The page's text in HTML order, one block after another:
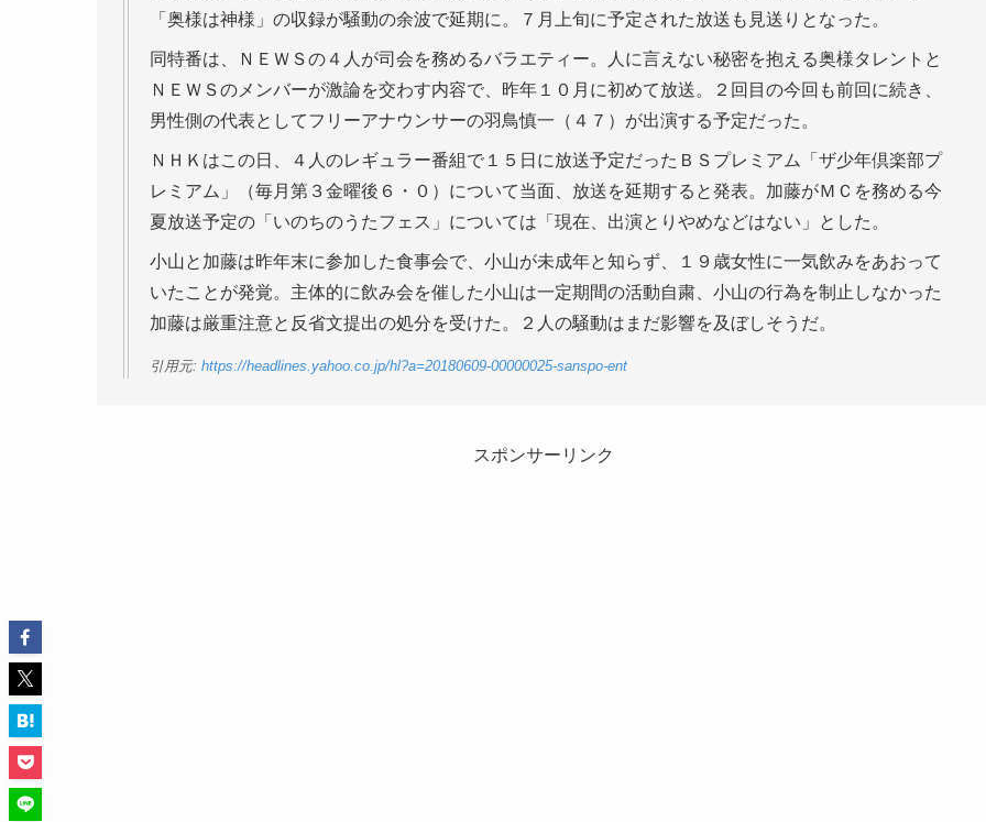
「奥様は神様」の収録が騒動の余波で延期に。７月上旬に予定された放送も見送りとなった。
同特番は、ＮＥＷＳの４人が司会を務めるバラエティー。人に言えない秘密を抱える奥様タレントと
ＮＥＷＳのメンバーが激論を交わす内容で、昨年１０月に初めて放送。２回目の今回も前回に続き、
男性側の代表としてフリーアナウンサーの羽鳥慎一（４７）が出演する予定だった。
ＮＨＫはこの日、４人のレギュラー番組で１５日に放送予定だったＢＳプレミアム「ザ少年倶楽部プ
レミアム」（毎月第３金曜後６・０）について当面、放送を延期すると発表。加藤がＭＣを務める今
夏放送予定の「いのちのうたフェス」については「現在、出演とりやめなどはない」とした。
小山と加藤は昨年末に参加した食事会で、小山が未成年と知らず、１９歳女性に一気飲みをあおって
いたことが発覚。主体的に飲み会を催した小山は一定期間の活動自粛、小山の行為を制止しなかった
加藤は厳重注意と反省文提出の処分を受けた。２人の騒動はまだ影響を及ぼしそうだ。
引用元: https://headlines.yahoo.co.jp/hl?a=20180609-00000025-sanspo-ent
スポンサーリンク